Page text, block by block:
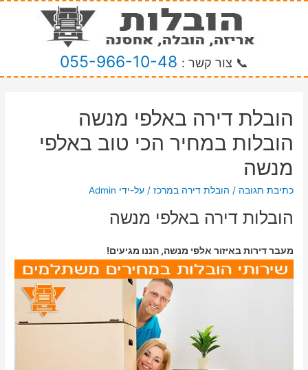
📞 צור קשר : 055-966-10-48
הובלת דירה באלפי מנשה
הובלות במחיר הכי טוב באלפי
מנשה
כתיבת תגובה / הובלת דירה במרכז / על-ידי Admin
הובלות דירה באלפי מנשה
מעבר דירות באיזור אלפי מנשה, הננו מגיעים!